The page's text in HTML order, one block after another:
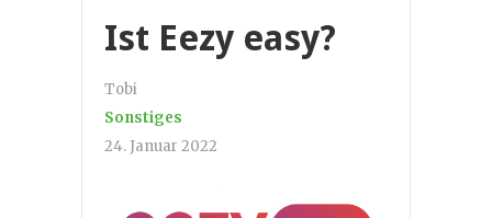
Ist Eezy easy?
Tobi
Sonstiges
24. Januar 2022